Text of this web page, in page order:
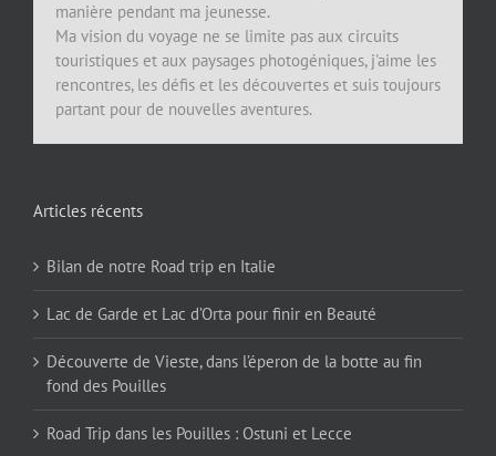
manière pendant ma jeunesse.
Ma vision du voyage ne se limite pas aux circuits
touristiques et aux paysages photogéniques, j'aime les
rencontres, les défis et les découvertes et suis toujours
partant pour de nouvelles aventures.
Articles récents
Bilan de notre Road trip en Italie
Lac de Garde et Lac d’Orta pour finir en Beauté
Découverte de Vieste, dans l’éperon de la botte au fin
fond des Pouilles
Road Trip dans les Pouilles : Ostuni et Lecce